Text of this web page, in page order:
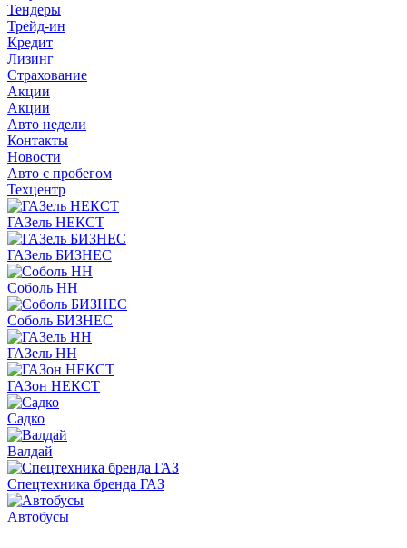
Тендеры
Трейд-ин
Кредит
Лизинг
Страхование
Акции
Акции
Авто недели
Контакты
Новости
Авто с пробегом
Техцентр
ГАЗель НЕКСТ
ГАЗель БИЗНЕС
Соболь НН
Соболь БИЗНЕС
ГАЗель НН
ГАЗон НЕКСТ
Садко
Валдай
Спецтехника бренда ГАЗ
Автобусы